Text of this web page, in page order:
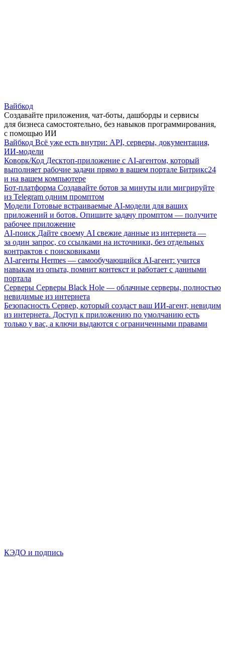
Вайбкод
Создавайте приложения, чат-боты, дашборды и сервисы
для бизнеса самостоятельно, без навыков программирования,
с помощью ИИ
Вайбкод Всё уже есть внутри: API, серверы, документация,
ИИ-модели
Коворк/Код Десктоп-приложение с AI-агентом, который
выполняет рабочие задачи прямо в вашем портале Битрикс24
и на вашем компьютере
Бот-платформа Создавайте ботов за минуты или мигрируйте
из Telegram одним промптом
Модели Готовые встраиваемые AI-модели для ваших
приложений и ботов. Опишите задачу промптом — получите
рабочее приложение
AI-поиск Дайте своему AI свежие данные из интернета —
за один запрос, со ссылками на источники, без отдельных
контрактов с поисковиками
AI-агенты Hermes — самообучающийся AI-агент: учится
навыкам из опыта, помнит контекст и работает с данными
портала
Серверы Серверы Black Hole — облачные серверы, полностью
невидимые из интернета
Безопасность Сервер, который создаст ваш ИИ-агент, невидим
из интернета. Доступ к приложению по умолчанию есть
только у вас, а ключи выдаются с ограниченными правами
КЭДО и подпись